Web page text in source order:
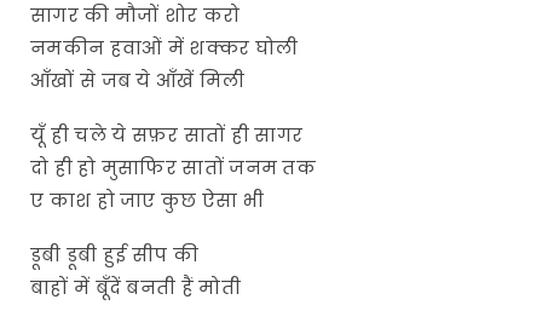
सागर की मौजों शोर करो
नमकीन हवाओं में शक्कर घोली
आँखों से जब ये आँखें मिली
यूँ ही चले ये सफ़र सातों ही सागर
दो ही हो मुसाफिर सातों जनम तक
ए काश हो जाए कुछ ऐसा भी
डूबी डूबी हुई सीप की
बाहों में बूँदें बनती हैं मोती